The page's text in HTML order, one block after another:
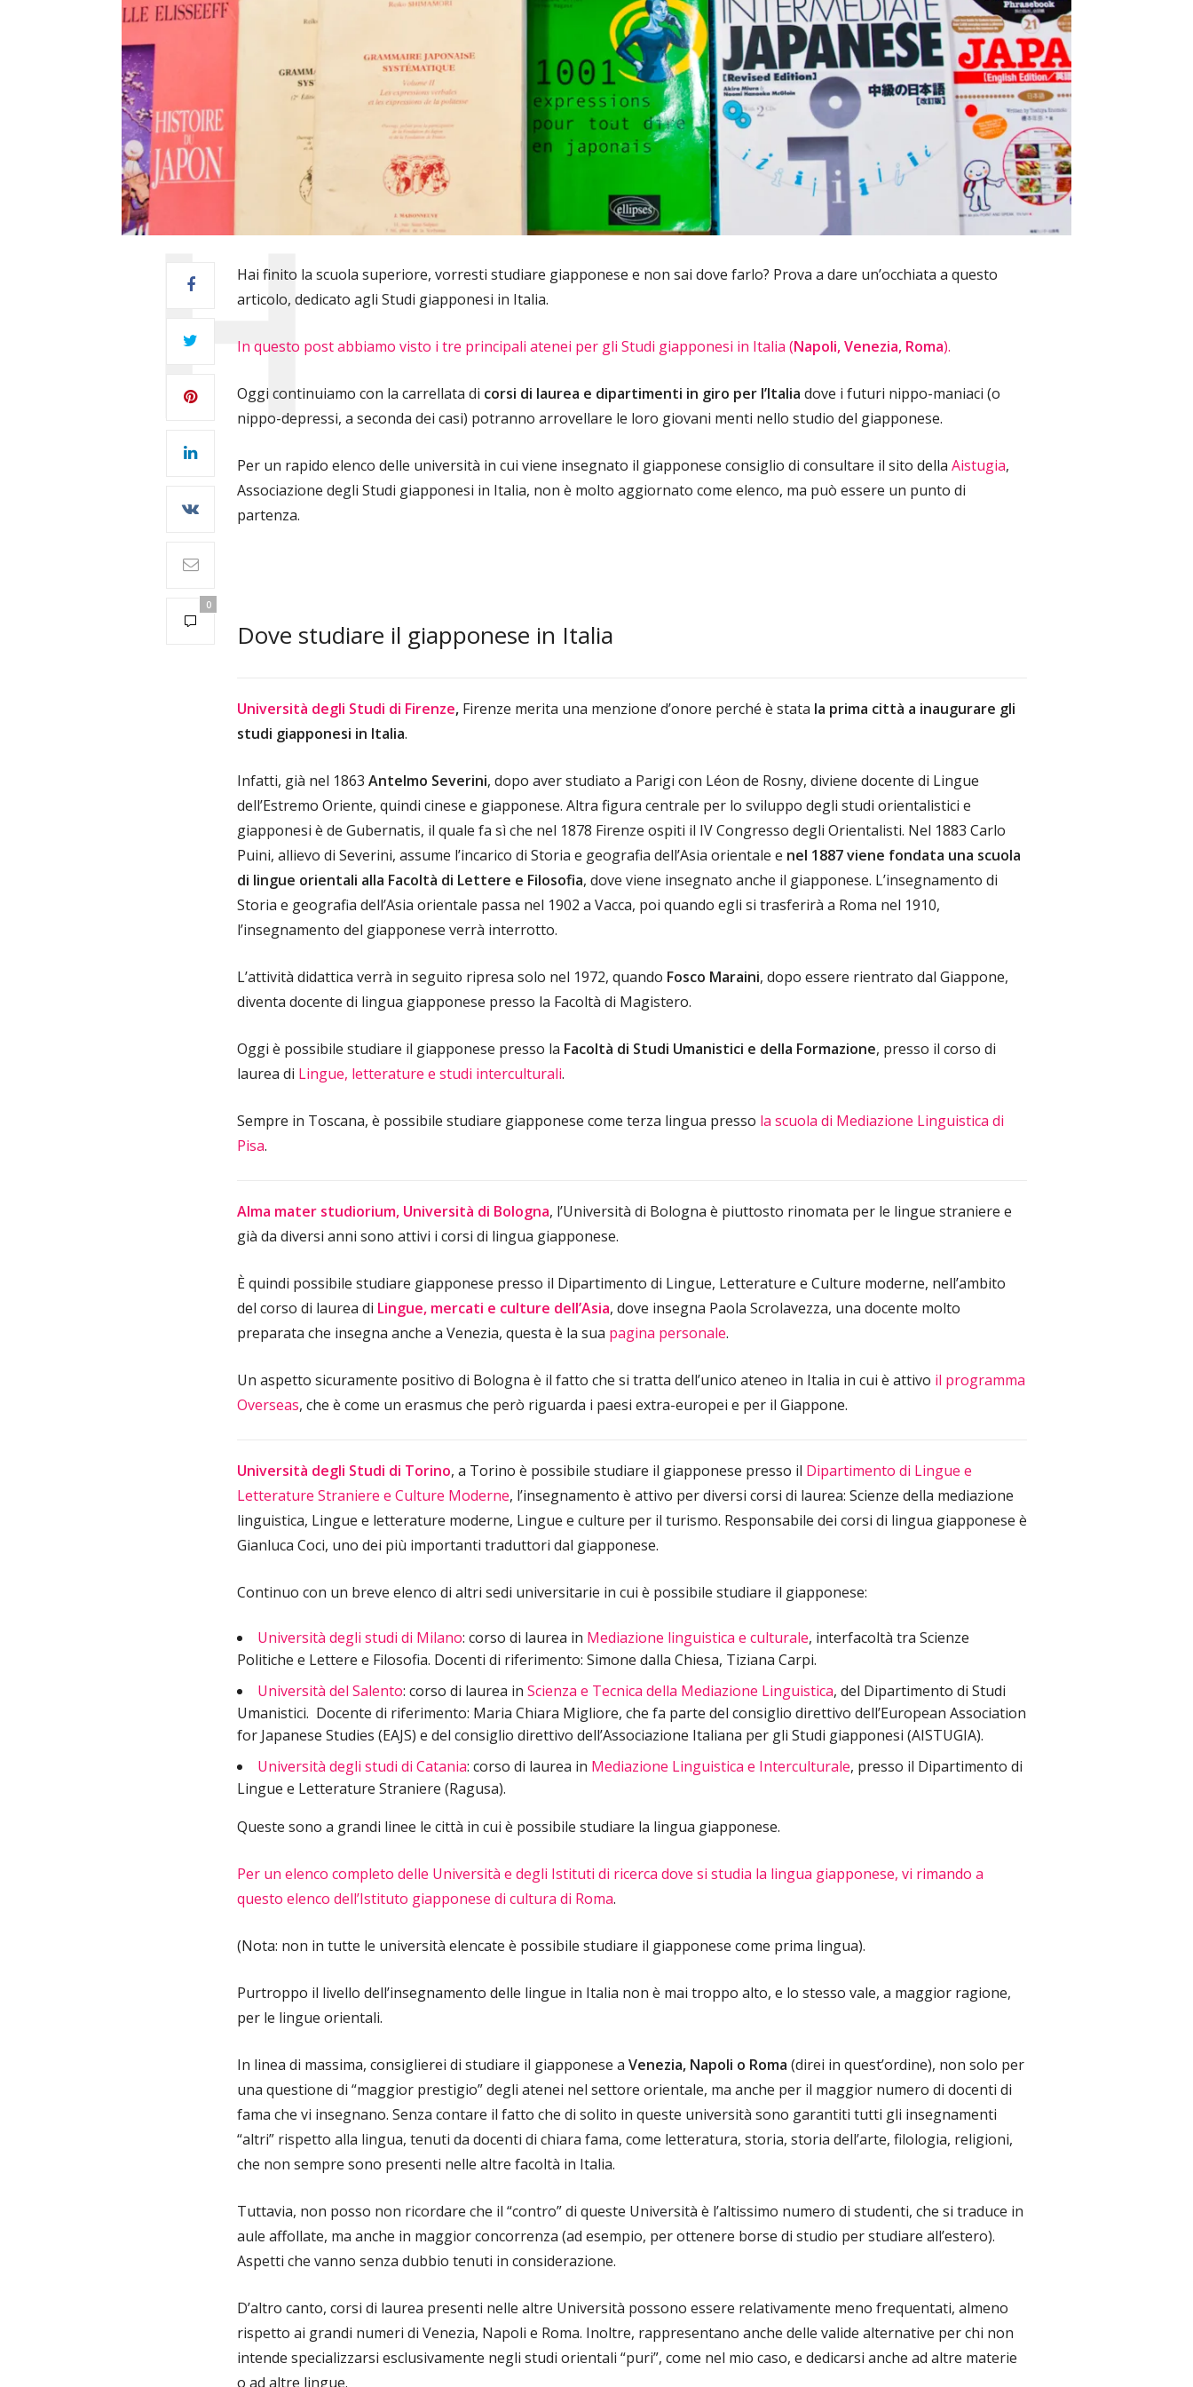
0
Hai finito la scuola superiore, vorresti studiare giapponese e non sai dove farlo? Prova a dare un’occhiata a questo
articolo, dedicato agli Studi giapponesi in Italia.
In questo post abbiamo visto i tre principali atenei per gli Studi giapponesi in Italia (Napoli, Venezia, Roma).
Oggi continuiamo con la carrellata di corsi di laurea e dipartimenti in giro per l’Italia dove i futuri nippo-maniaci (o
nippo-depressi, a seconda dei casi) potranno arrovellare le loro giovani menti nello studio del giapponese.
Per un rapido elenco delle università in cui viene insegnato il giapponese consiglio di consultare il sito della Aistugia,
Associazione degli Studi giapponesi in Italia, non è molto aggiornato come elenco, ma può essere un punto di
partenza.
Dove studiare il giapponese in Italia
Università degli Studi di Firenze, Firenze merita una menzione d’onore perché è stata la prima città a inaugurare gli
studi giapponesi in Italia.
Infatti, già nel 1863 Antelmo Severini, dopo aver studiato a Parigi con Léon de Rosny, diviene docente di Lingue
dell’Estremo Oriente, quindi cinese e giapponese. Altra figura centrale per lo sviluppo degli studi orientalistici e
giapponesi è de Gubernatis, il quale fa sì che nel 1878 Firenze ospiti il IV Congresso degli Orientalisti. Nel 1883 Carlo
Puini, allievo di Severini, assume l’incarico di Storia e geografia dell’Asia orientale e nel 1887 viene fondata una scuola
di lingue orientali alla Facoltà di Lettere e Filosofia, dove viene insegnato anche il giapponese. L’insegnamento di
Storia e geografia dell’Asia orientale passa nel 1902 a Vacca, poi quando egli si trasferirà a Roma nel 1910,
l’insegnamento del giapponese verrà interrotto.
L’attività didattica verrà in seguito ripresa solo nel 1972, quando Fosco Maraini, dopo essere rientrato dal Giappone,
diventa docente di lingua giapponese presso la Facoltà di Magistero.
Oggi è possibile studiare il giapponese presso la Facoltà di Studi Umanistici e della Formazione, presso il corso di
laurea di Lingue, letterature e studi interculturali.
Sempre in Toscana, è possibile studiare giapponese come terza lingua presso la scuola di Mediazione Linguistica di
Pisa.
Alma mater studiorium, Università di Bologna, l’Università di Bologna è piuttosto rinomata per le lingue straniere e
già da diversi anni sono attivi i corsi di lingua giapponese.
È quindi possibile studiare giapponese presso il Dipartimento di Lingue, Letterature e Culture moderne, nell’ambito
del corso di laurea di Lingue, mercati e culture dell’Asia, dove insegna Paola Scrolavezza, una docente molto
preparata che insegna anche a Venezia, questa è la sua pagina personale.
Un aspetto sicuramente positivo di Bologna è il fatto che si tratta dell’unico ateneo in Italia in cui è attivo il programma
Overseas, che è come un erasmus che però riguarda i paesi extra-europei e per il Giappone.
Università degli Studi di Torino, a Torino è possibile studiare il giapponese presso il Dipartimento di Lingue e
Letterature Straniere e Culture Moderne, l’insegnamento è attivo per diversi corsi di laurea: Scienze della mediazione
linguistica, Lingue e letterature moderne, Lingue e culture per il turismo. Responsabile dei corsi di lingua giapponese è
Gianluca Coci, uno dei più importanti traduttori dal giapponese.
Continuo con un breve elenco di altri sedi universitarie in cui è possibile studiare il giapponese:
Università degli studi di Milano: corso di laurea in Mediazione linguistica e culturale, interfacoltà tra Scienze
Politiche e Lettere e Filosofia. Docenti di riferimento: Simone dalla Chiesa, Tiziana Carpi.
Università del Salento: corso di laurea in Scienza e Tecnica della Mediazione Linguistica, del Dipartimento di Studi
Umanistici. Docente di riferimento: Maria Chiara Migliore, che fa parte del consiglio direttivo dell’European Association
for Japanese Studies (EAJS) e del consiglio direttivo dell’Associazione Italiana per gli Studi giapponesi (AISTUGIA).
Università degli studi di Catania: corso di laurea in Mediazione Linguistica e Interculturale, presso il Dipartimento di
Lingue e Letterature Straniere (Ragusa).
Queste sono a grandi linee le città in cui è possibile studiare la lingua giapponese.
Per un elenco completo delle Università e degli Istituti di ricerca dove si studia la lingua giapponese, vi rimando a
questo elenco dell’Istituto giapponese di cultura di Roma.
(Nota: non in tutte le università elencate è possibile studiare il giapponese come prima lingua).
Purtroppo il livello dell’insegnamento delle lingue in Italia non è mai troppo alto, e lo stesso vale, a maggior ragione,
per le lingue orientali.
In linea di massima, consiglierei di studiare il giapponese a Venezia, Napoli o Roma (direi in quest’ordine), non solo per
una questione di “maggior prestigio” degli atenei nel settore orientale, ma anche per il maggior numero di docenti di
fama che vi insegnano. Senza contare il fatto che di solito in queste università sono garantiti tutti gli insegnamenti
“altri” rispetto alla lingua, tenuti da docenti di chiara fama, come letteratura, storia, storia dell’arte, filologia, religioni,
che non sempre sono presenti nelle altre facoltà in Italia.
Tuttavia, non posso non ricordare che il “contro” di queste Università è l’altissimo numero di studenti, che si traduce in
aule affollate, ma anche in maggior concorrenza (ad esempio, per ottenere borse di studio per studiare all’estero).
Aspetti che vanno senza dubbio tenuti in considerazione.
D’altro canto, corsi di laurea presenti nelle altre Università possono essere relativamente meno frequentati, almeno
rispetto ai grandi numeri di Venezia, Napoli e Roma. Inoltre, rappresentano anche delle valide alternative per chi non
intende specializzarsi esclusivamente negli studi orientali “puri”, come nel mio caso, e dedicarsi anche ad altre materie
o ad altre lingue.